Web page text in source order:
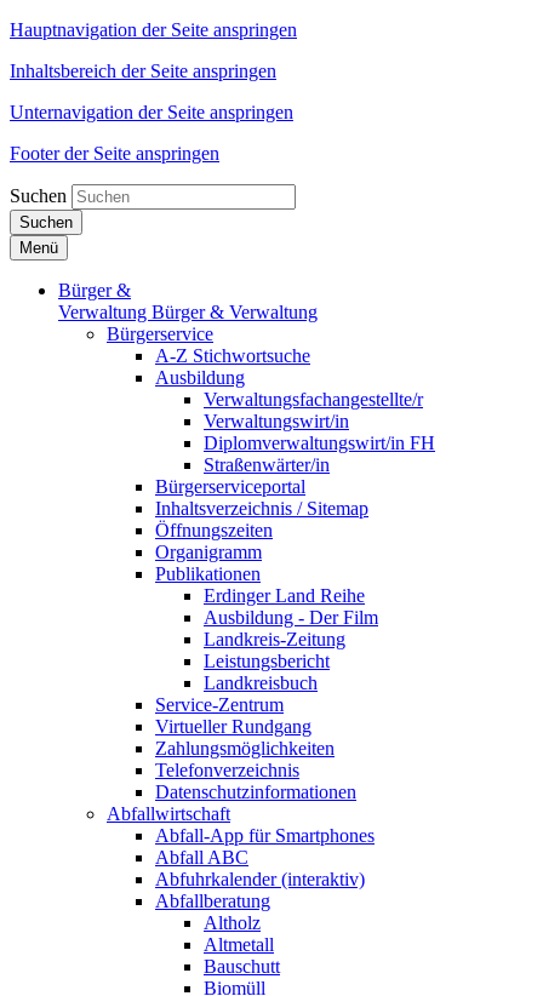
Hauptnavigation der Seite anspringen
Inhaltsbereich der Seite anspringen
Unternavigation der Seite anspringen
Footer der Seite anspringen
Suchen
Suchen
Menü
Bürger &
Verwaltung Bürger & Verwaltung
Bürgerservice
A-Z Stichwortsuche
Ausbildung
Verwaltungsfachangestellte/r
Verwaltungswirt/in
Diplomverwaltungswirt/in FH
Straßenwärter/in
Bürgerserviceportal
Inhaltsverzeichnis / Sitemap
Öffnungszeiten
Organigramm
Publikationen
Erdinger Land Reihe
Ausbildung - Der Film
Landkreis-Zeitung
Leistungsbericht
Landkreisbuch
Service-Zentrum
Virtueller Rundgang
Zahlungsmöglichkeiten
Telefonverzeichnis
Datenschutzinformationen
Abfallwirtschaft
Abfall-App für Smartphones
Abfall ABC
Abfuhrkalender (interaktiv)
Abfallberatung
Altholz
Altmetall
Bauschutt
Biomüll